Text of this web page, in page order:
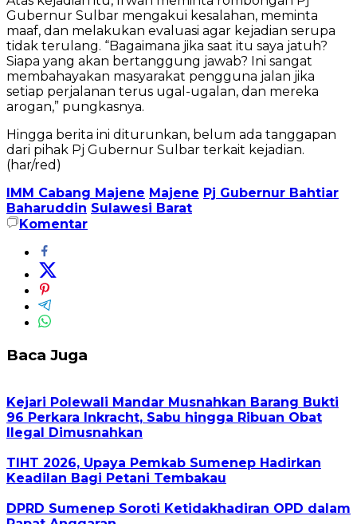
Gubernur Sulbar mengakui kesalahan, meminta
maaf, dan melakukan evaluasi agar kejadian serupa
tidak terulang. “Bagaimana jika saat itu saya jatuh?
Siapa yang akan bertanggung jawab? Ini sangat
membahayakan masyarakat pengguna jalan jika
setiap perjalanan terus ugal-ugalan, dan mereka
arogan,” pungkasnya.
Hingga berita ini diturunkan, belum ada tanggapan
dari pihak Pj Gubernur Sulbar terkait kejadian.
(har/red)
IMM Cabang Majene Majene Pj Gubernur Bahtiar
Baharuddin Sulawesi Barat
Komentar
Baca Juga
Kejari Polewali Mandar Musnahkan Barang Bukti
96 Perkara Inkracht, Sabu hingga Ribuan Obat
Ilegal Dimusnahkan
TIHT 2026, Upaya Pemkab Sumenep Hadirkan
Keadilan Bagi Petani Tembakau
DPRD Sumenep Soroti Ketidakhadiran OPD dalam